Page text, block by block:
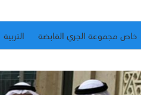
خاص مجموعة الجري القابضة التربية